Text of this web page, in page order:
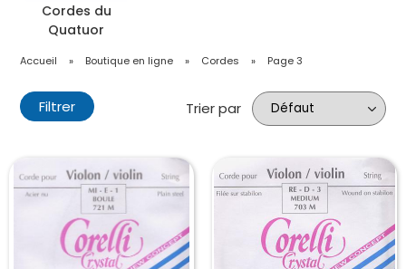
Cordes du
Quatuor
Accueil » Boutique en ligne » Cordes » Page 3
Filtrer Trier par